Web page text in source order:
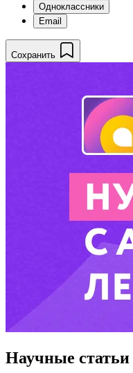
Одноклассники
Email
Сохранить
Научные статьи